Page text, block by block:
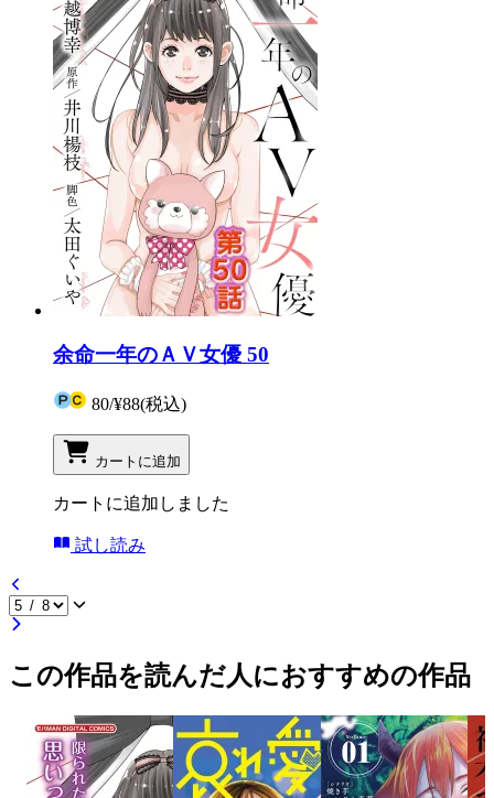
余命一年のＡＶ女優 50
80/¥88(税込)
カートに追加
カートに追加しました
試し読み
この作品を読んだ人におすすめの作品